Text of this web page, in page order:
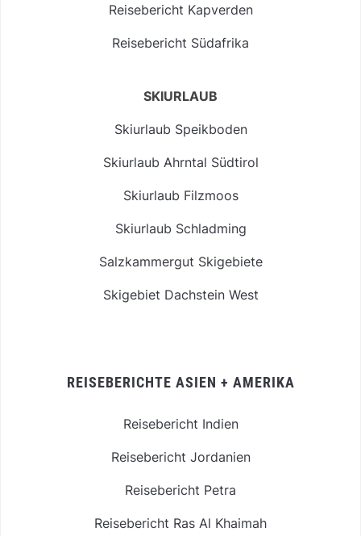
Reisebericht Kapverden
Reisebericht Südafrika
SKIURLAUB
Skiurlaub Speikboden
Skiurlaub Ahrntal Südtirol
Skiurlaub Filzmoos
Skiurlaub Schladming
Salzkammergut Skigebiete
Skigebiet Dachstein West
REISEBERICHTE ASIEN + AMERIKA
Reisebericht Indien
Reisebericht Jordanien
Reisebericht Petra
Reisebericht Ras Al Khaimah